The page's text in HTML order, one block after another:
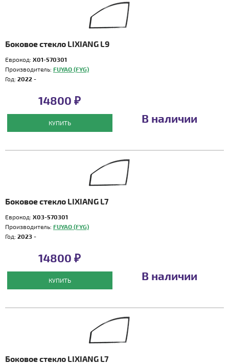
Боковое стекло LIXIANG L9
Еврокод: X01-570301
Производитель: FUYAO (FYG)
Год: 2022 -
14800 ₽
КУПИТЬ В наличии
Боковое стекло LIXIANG L7
Еврокод: X03-570301
Производитель: FUYAO (FYG)
Год: 2023 -
14800 ₽
КУПИТЬ В наличии
Боковое стекло LIXIANG L7